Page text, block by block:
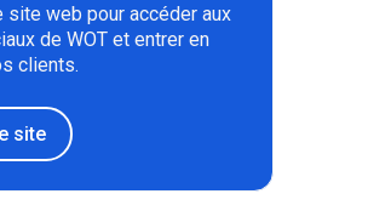
site web pour accéder aux
de WOT et entrer en
clients.
site